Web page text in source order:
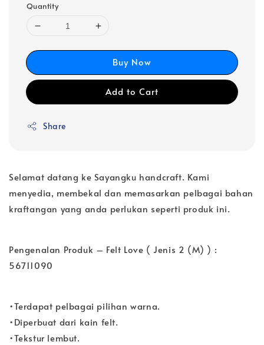
Quantity
Buy Now
Add to Cart
Share
Selamat datang ke Sayangku handcraft. Kami
menyedia, membekal dan memasarkan pelbagai bahan
kraftangan yang anda perlukan seperti produk ini.
Pengenalan Produk – Felt Love ( Jenis 2 (M) ) :
56711090
•Terdapat pelbagai pilihan warna.
•Diperbuat dari kain felt.
•Tekstur lembut.